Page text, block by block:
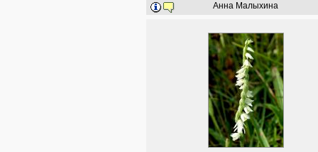
Анна Малыхина